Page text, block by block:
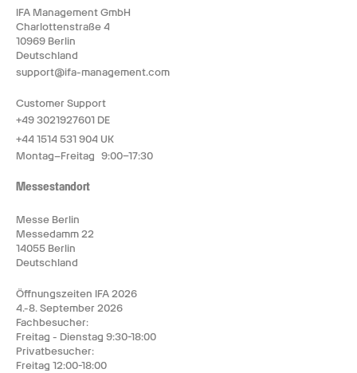
IFA Management GmbH
Charlottenstraße 4
10969 Berlin
Deutschland
support@ifa-management.com
Customer Support
+49 3021927601 DE
+44 1514 531 904 UK
Montag–Freitag 9:00–17:30
Messestandort
Messe Berlin
Messedamm 22
14055 Berlin
Deutschland
Öffnungszeiten IFA 2026
4.-8. September 2026
Fachbesucher:
Freitag - Dienstag 9:30-18:00
Privatbesucher:
Freitag 12:00-18:00